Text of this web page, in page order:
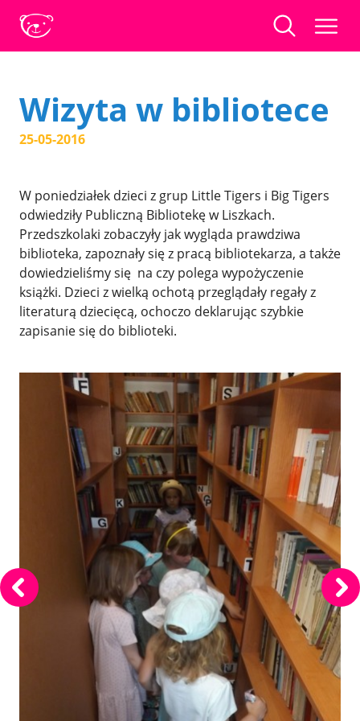
Wizyta w bibliotece
25-05-2016
W poniedziałek dzieci z grup Little Tigers i Big Tigers
odwiedziły Publiczną Bibliotekę w Liszkach.
Przedszkolaki zobaczyły jak wygląda prawdziwa
biblioteka, zapoznały się z pracą bibliotekarza, a także
dowiedzieliśmy się na czy polega wypożyczenie
książki. Dzieci z wielką ochotą przeglądały regały z
literaturą dziecięcą, ochoczo deklarując szybkie
zapisanie się do biblioteki.